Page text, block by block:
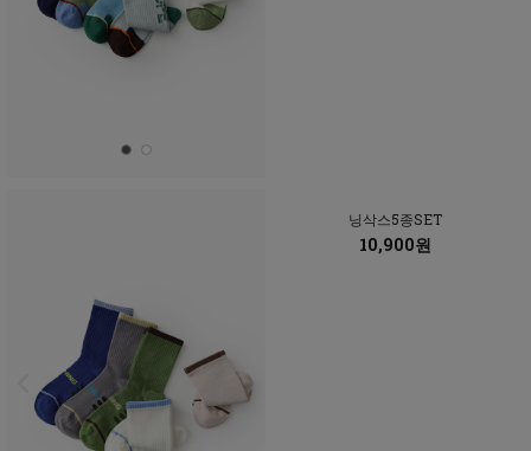
닝삭스5종SET
10,900원